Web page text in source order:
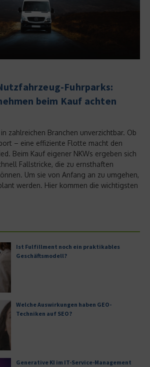
Fuhrparks:
beim Kauf achten
zahlreichen Branchen unverzichtbar. Ob
– eine effiziente Flotte macht den
Beim Kauf eigener NKWs ergeben sich
Fallstricke, die zu ernsthaften
Um sie von Anfang an zu umgehen,
werden. Hier kommen die wichtigsten
Ist Fulfillment noch ein praktikables
Geschäftsmodell?
Welche Auswirkungen haben GEO-
Techniken auf SEO?
Generative KI im IT-Service-Management